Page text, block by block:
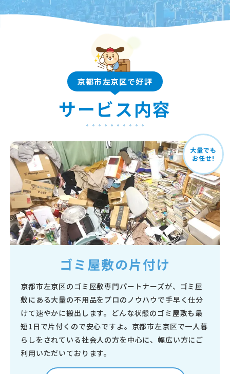
京都市左京区で好評
サービス内容
大量でも
お任せ!
ゴミ屋敷の片付け
京都市左京区のゴミ屋敷専門パートナーズが、ゴミ屋
敷にある大量の不用品をプロのノウハウで手早く仕分
けて速やかに搬出します。どんな状態のゴミ屋敷も最
短1日で片付くので安心ですよ。京都市左京区で一人暮
らしをされている社会人の方を中心に、幅広い方にご
利用いただいております。